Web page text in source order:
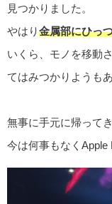
見つかりました。
やはり金属部にひっ
いくら、モノを移動
てはみつかりようも
無事に手元に帰って
今は何事もなくApple